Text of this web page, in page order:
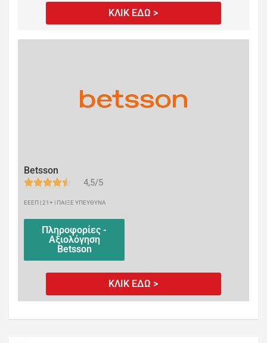
ΚΛΙΚ ΕΔΩ >
Betsson
4,5/5
ΕΕΕΠ | 21+ | ΠΑΙΞΕ ΥΠΕΥΘΥΝΑ
Πληροφορίες -
Αξιολόγηση
Betsson
ΚΛΙΚ ΕΔΩ >